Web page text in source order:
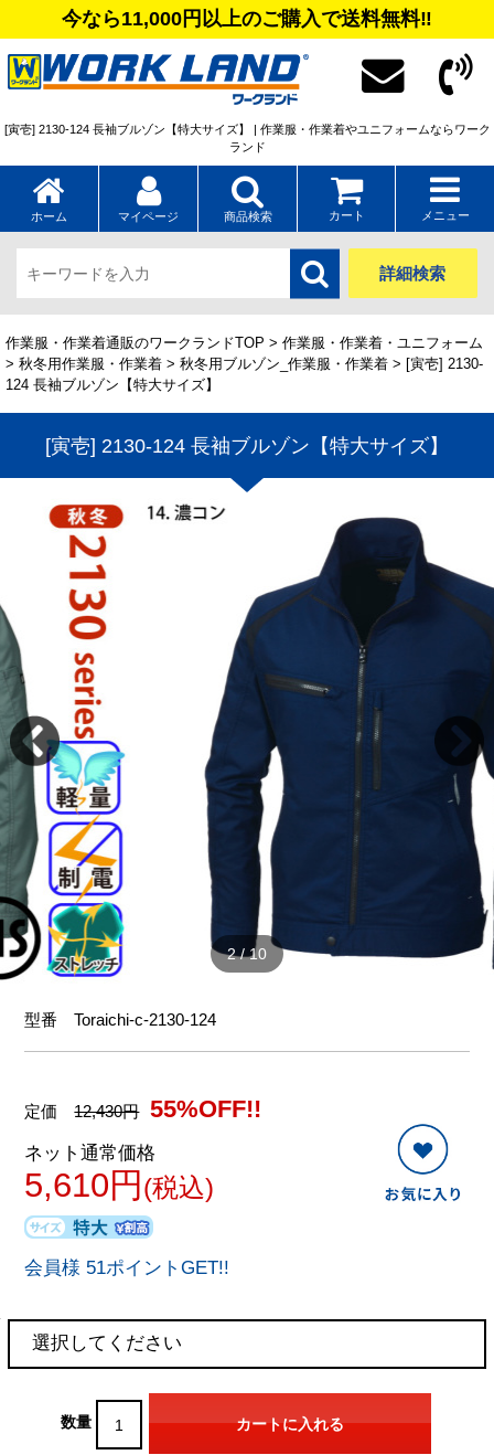
今なら11,000円以上のご購入で送料無料‼
[寅壱] 2130-124 長袖ブルゾン【特大サイズ】 | 作業服・作業着やユニフォームならワーク
ランド
ホーム マイページ 商品検索 カート メニュー
詳細検索
作業服・作業着通販のワークランドTOP > 作業服・作業着・ユニフォーム
> 秋冬用作業服・作業着 > 秋冬用ブルゾン_作業服・作業着 > [寅壱] 2130-
124 長袖ブルゾン【特大サイズ】
[寅壱] 2130-124 長袖ブルゾン【特大サイズ】
2/10
型番Toraichi-c-2130-124
定価12,430円 55%OFF!!
ネット通常価格
5,610円 (税込)
会員様 51ポイントGET!!
数量